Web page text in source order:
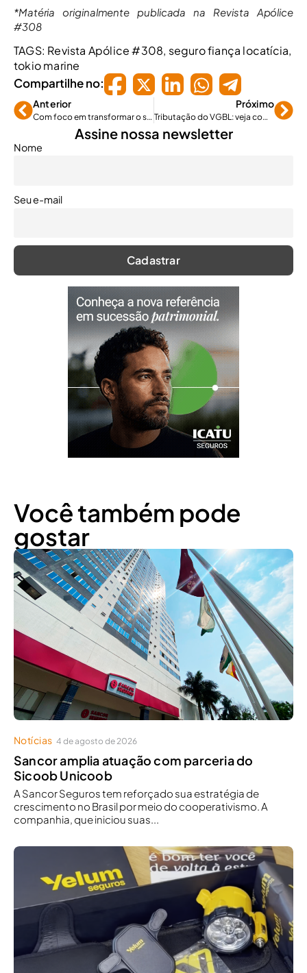
*Matéria originalmente publicada na Revista Apólice
#308
TAGS: Revista Apólice #308, seguro fiança locatícia,
tokio marine
Compartilhe no:
Anterior
Com foco em transformar o seguro agrícola, Picsel tem novo CTO
Próximo
Tributação do VGBL: veja como fica com a decisão do Congresso
Assine nossa newsletter
Nome
Seu e-mail
Você também pode
gostar
Notícias 4 de agosto de 2026
Sancor amplia atuação com parceria do
Sicoob Unicoob
A Sancor Seguros tem reforçado sua estratégia de
crescimento no Brasil por meio do cooperativismo. A
companhia, que iniciou suas...